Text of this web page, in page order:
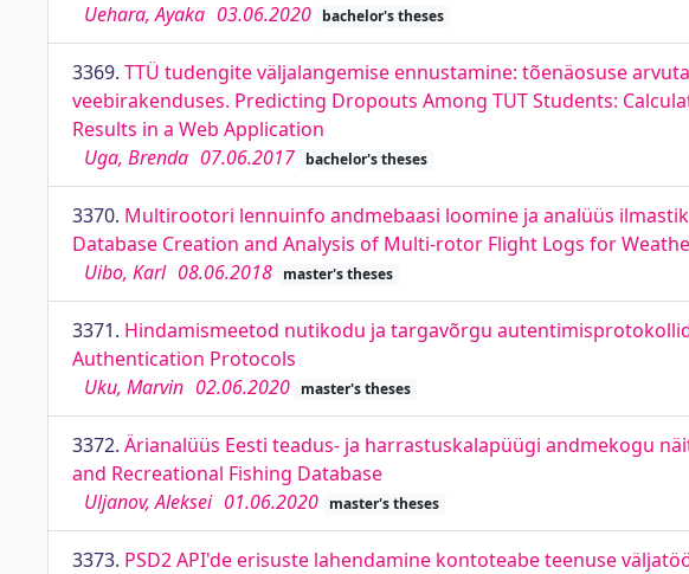
Uehara, Ayaka 03.06.2020 bachelor's theses
3369. TTÜ tudengite väljalangemise ennustamine: tõenäosuse
veebirakenduses. Predicting Dropouts Among TUT Students:
Results in a Web Application
Uga, Brenda 07.06.2017 bachelor's theses
3370. Multirootori lennuinfo andmebaasi loomine ja analüüs
Database Creation and Analysis of Multi-rotor Flight Logs for
Uibo, Karl 08.06.2018 master's theses
3371. Hindamismeetod nutikodu ja targavõrgu
Authentication Protocols
Uku, Marvin 02.06.2020 master's theses
3372. Ärianalüüs Eesti teadus- ja harrastuskalapüügi andmekogu
and Recreational Fishing Database
Uljanov, Aleksei 01.06.2020 master's theses
3373. PSD2 API'de erisuste lahendamine kontoteabe teenuse